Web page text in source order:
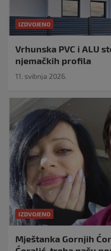
IZDVOJENO
Vrhunska PVC i ALU
njemačkih profila
11. svibnja 2026.
IZDVOJENO
Mještanka Gornjih